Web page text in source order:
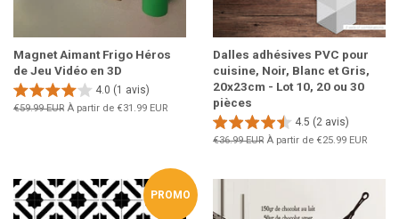
Magnet Aimant Frigo Héros
de Jeu Vidéo en 3D
4.0 (1 avis)
Prix
€59.99 EUR À partir de €31.99 EUR
Dalles adhésives PVC pour
cuisine, Noir, Blanc et Gris,
20x23cm - Lot 10, 20 ou 30
pièces
4.5 (2 avis)
Prix
€36.99 EUR À partir de €25.99 EUR
PROMO